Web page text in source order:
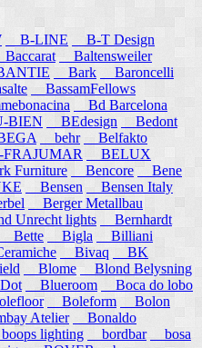
B-LINE
B-T Design
Baltensweiler
Bark
Baroncelli
BassamFellows
Bd Barcelona
BIEN BEdesign
Bedont
behr
Belfakto
BELUX
Furniture Bencore
Bene
Bensen
Bensen Italy
Berger Metallbau
Unrecht lights
Bernhardt
Bette Bigla
Billiani
Bivaq
BK
Blome Blond Belysning
Blueroom
Boca do lobo
Boleform
Bolon
Atelier
Bonaldo
lighting bordbar
bosa